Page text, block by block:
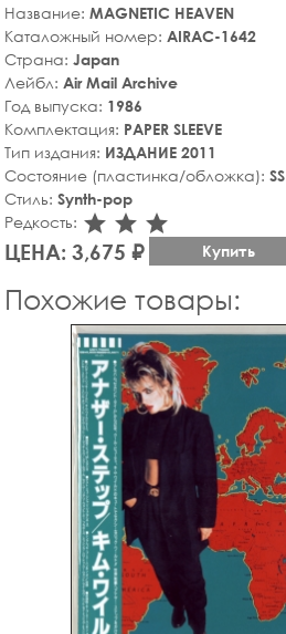
Название: MAGNETIC HEAVEN
Каталожный номер: AIRAC-1642
Страна: Japan
Лейбл: Air Mail Archive
Год выпуска: 1986
Комплектация: PAPER SLEEVE
Тип издания: ИЗДАНИЕ 2011
Состояние (пластинка/обложка): SS
Стиль: Synth-pop
Редкость: star_rate
star_rate
ЦЕНА: 3,675 ₽ Купить
Похожие товары: